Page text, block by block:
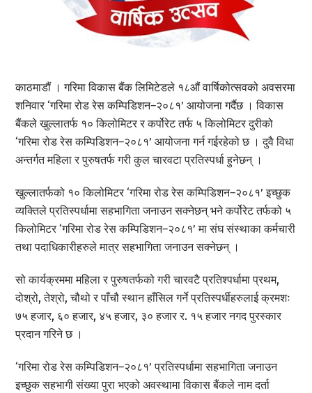
काठमाडौं । गरिमा विकास बैंक लिमिटेडले १८औं वार्षिकोत्सवको अवसरमा
शनिवार ‘गरिमा रोड रेस कम्पिडिशन–२०८१’ आयोजना गर्दैछ । विकास
बैंकले खुल्लातर्फ १० किलोमिटर र कर्पोरेट तर्फ ५ किलोमिटर दुरीको
‘गरिमा रोड रेस कम्पिडिशन–२०८१’ आयोजना गर्न गईरहेको छ । दुवै विधा
अन्तर्गत महिला र पुरुषतर्फ गरी कुल चारवटा प्रतिस्पर्धा हुनेछन् ।
खुल्लातर्फको १० किलोमिटर ‘गरिमा रोड रेस कम्पिडिशन–२०८१’ इच्छुक
व्यक्तिले प्रतिस्पर्धामा सहभागिता जनाउन सक्नेछन् भने कर्पोरेट तर्फको ५
किलोमिटर ‘गरिमा रोड रेस कम्पिडिशन–२०८१’ मा संघ संस्थाका कर्मचारी
तथा पदाधिकारीहरुले मात्र सहभागिता जनाउन सक्नेछन् ।
सो कार्यक्रममा महिला र पुरुषतर्फको गरी चारवटै प्रतिश्पर्धामा प्रथम,
दोश्रो, तेश्रो, चौथो र पाँचौ स्थान हाँसिल गर्ने प्रतिस्पर्धीहरुलाई क्रमशः
७५ हजार, ६० हजार, ४५ हजार, ३० हजार र. १५ हजार नगद पुरस्कार
प्रदान गरिने छ ।
‘गरिमा रोड रेस कम्पिडिशन–२०८१’ प्रतिस्पर्धामा सहभागिता जनाउन
इच्छुक सहभागी संख्या पुरा भएको अवस्थामा विकास बैंकले नाम दर्ता